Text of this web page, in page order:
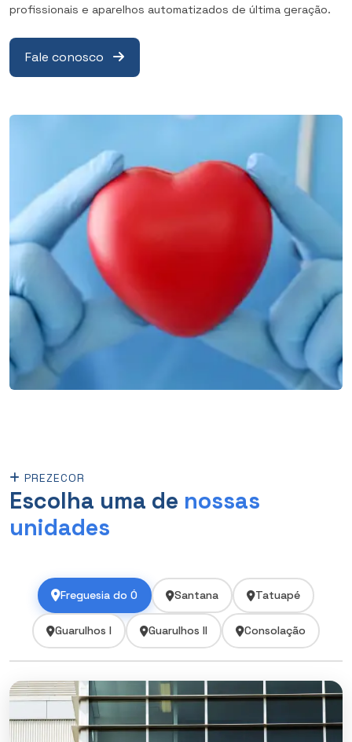
profissionais e aparelhos automatizados de última geração.
Fale conosco
PREZECOR
Escolha uma de nossas
unidades
Freguesia do Ó Santana Tatuapé
Guarulhos I Guarulhos II Consolação